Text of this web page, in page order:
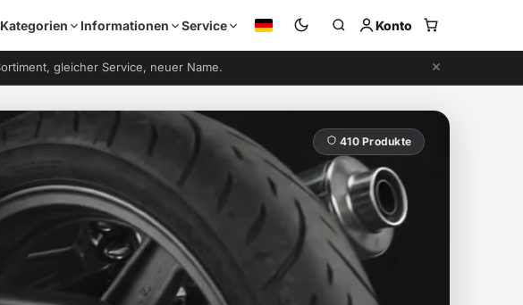
Kategorien Informationen Service Konto
gleicher Service, neuer Name.
410 Produkte